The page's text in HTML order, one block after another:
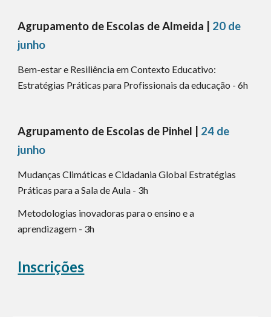
Agrupamento de Escolas de Almeida | 20 de
junho
Bem-estar e Resiliência em Contexto Educativo:
Estratégias Práticas para Profissionais da educação - 6h
Agrupamento de Escolas de Pinhel | 24 de
junho
Mudanças Climáticas e Cidadania Global Estratégias
Práticas para a Sala de Aula - 3h
Metodologias inovadoras para o ensino e a
aprendizagem - 3h
Inscrições